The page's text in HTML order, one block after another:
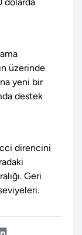
üzerinde
yeni bir
destek
direncini
Geri